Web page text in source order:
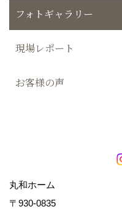
フォトギャラリー
現場レポート
お客様の声
丸和ホーム
〒930-0835